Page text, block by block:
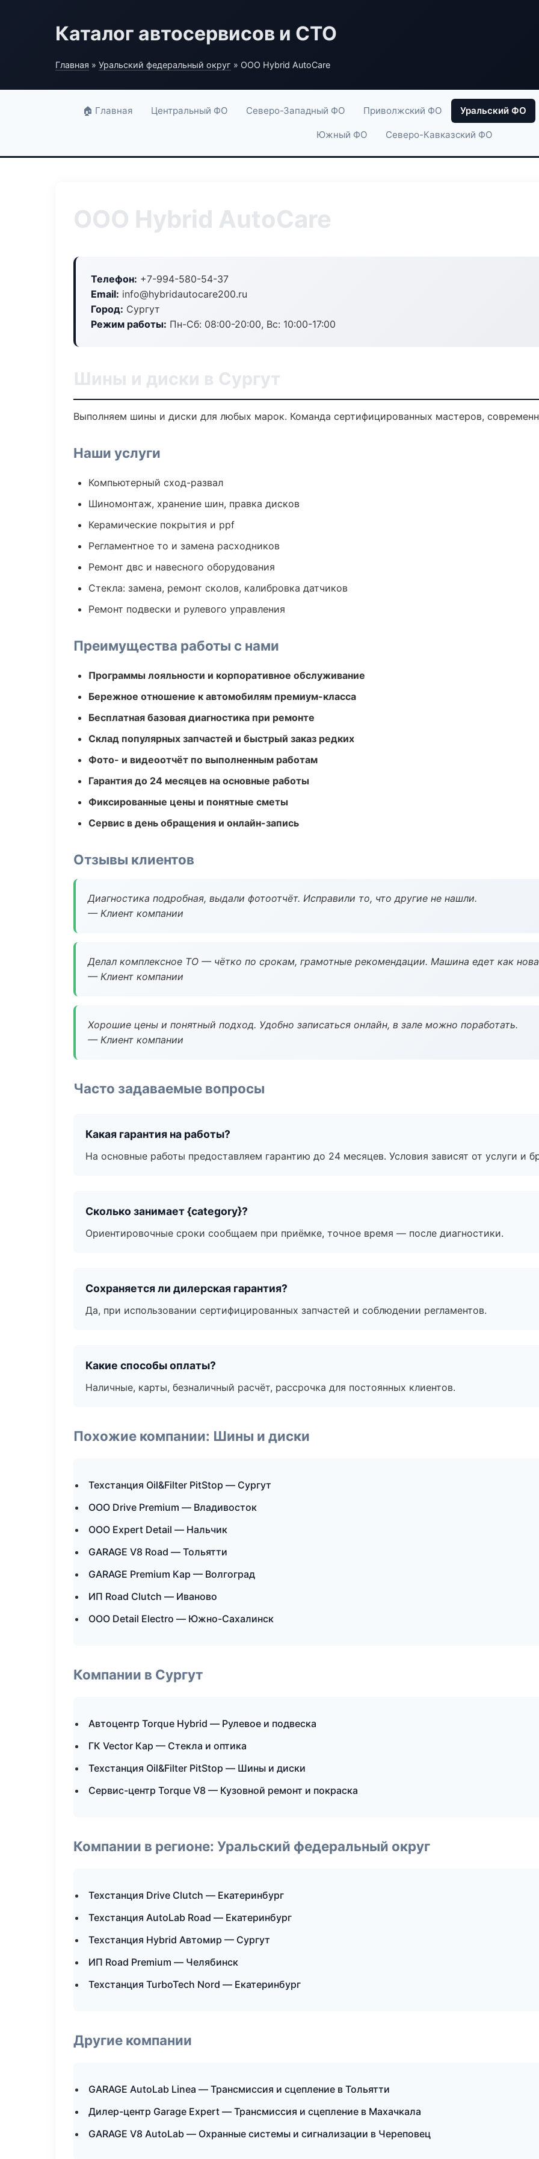
Каталог автосервисов и СТО
Главная » Уральский федеральный округ » ООО Hybrid AutoCare
🏠 Главная Центральный ФО Северо-Западный ФО Приволжский ФО Уральский ФО
Южный ФО Северо-Кавказский ФО
ООО Hybrid AutoCare
Телефон: +7-994-580-54-37
Email: info@hybridautocare200.ru
Город: Сургут
Режим работы: Пн-Сб: 08:00-20:00, Вс: 10:00-17:00
Шины и диски в Сургут
Выполняем шины и диски для любых марок. Команда сертифицированных мастеров,
Наши услуги
Компьютерный сход-развал
Шиномонтаж, хранение шин, правка дисков
Керамические покрытия и ppf
Регламентное то и замена расходников
Ремонт двс и навесного оборудования
Стекла: замена, ремонт сколов, калибровка датчиков
Ремонт подвески и рулевого управления
Преимущества работы с нами
Программы лояльности и корпоративное обслуживание
Бережное отношение к автомобилям премиум-класса
Бесплатная базовая диагностика при ремонте
Склад популярных запчастей и быстрый заказ редких
Фото- и видеоотчёт по выполненным работам
Гарантия до 24 месяцев на основные работы
Фиксированные цены и понятные сметы
Сервис в день обращения и онлайн-запись
Отзывы клиентов
Диагностика подробная, выдали фотоотчёт. Исправили то, что другие не нашли.
— Клиент компании
Делал комплексное ТО — чётко по срокам, грамотные рекомендации. Машина едет как
— Клиент компании
Хорошие цены и понятный подход. Удобно записаться онлайн, в зале можно поработать.
— Клиент компании
Часто задаваемые вопросы
Какая гарантия на работы?
На основные работы предоставляем гарантию до 24 месяцев. Условия зависят от услуги и
Сколько занимает {category}?
Ориентировочные сроки сообщаем при приёмке, точное время — после диагностики.
Сохраняется ли дилерская гарантия?
Да, при использовании сертифицированных запчастей и соблюдении регламентов.
Какие способы оплаты?
Наличные, карты, безналичный расчёт, рассрочка для постоянных клиентов.
Похожие компании: Шины и диски
Техстанция Oil&Filter PitStop — Сургут
ООО Drive Premium — Владивосток
ООО Expert Detail — Нальчик
GARAGE V8 Road — Тольятти
GARAGE Premium Кар — Волгоград
ИП Road Clutch — Иваново
ООО Detail Electro — Южно-Сахалинск
Компании в Сургут
Автоцентр Torque Hybrid — Рулевое и подвеска
ГК Vector Кар — Стекла и оптика
Техстанция Oil&Filter PitStop — Шины и диски
Сервис-центр Torque V8 — Кузовной ремонт и покраска
Компании в регионе: Уральский федеральный округ
Техстанция Drive Clutch — Екатеринбург
Техстанция AutoLab Road — Екатеринбург
Техстанция Hybrid Автомир — Сургут
ИП Road Premium — Челябинск
Техстанция TurboTech Nord — Екатеринбург
Другие компании
GARAGE AutoLab Linea — Трансмиссия и сцепление в Тольятти
Дилер-центр Garage Expert — Трансмиссия и сцепление в Махачкала
GARAGE V8 AutoLab — Охранные системы и сигнализации в Череповец